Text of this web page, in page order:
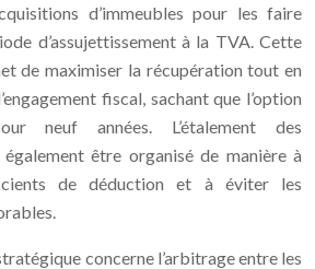
d’immeubles pour les faire
d’assujettissement à la TVA. Cette
de maximiser la récupération tout en
fiscal, sachant que l’option
neuf années. L’étalement des
être organisé de manière à
de déduction et à éviter les
concerne l’arbitrage entre les